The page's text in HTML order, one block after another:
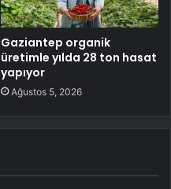
Gaziantep organik
üretimle yılda 28 ton hasat
yapıyor
Ağustos 5, 2026